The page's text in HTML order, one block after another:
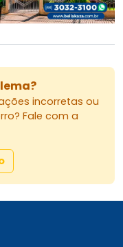
incorretas ou
Fale com a